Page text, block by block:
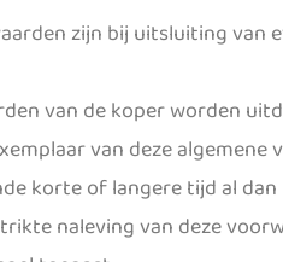
zijn bij uitsluiting
van de koper worden
van deze
korte of langere tijd al
naleving van deze